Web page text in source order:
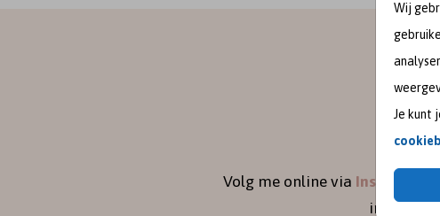
Wij
Je kunt
Volg me online via Instagram
inspireer